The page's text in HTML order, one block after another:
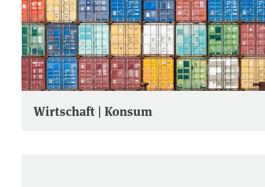
Wirtschaft | Konsum